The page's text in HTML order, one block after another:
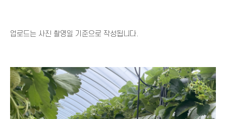
업로드는 사진 촬영일 기준으로 작성됩니다.